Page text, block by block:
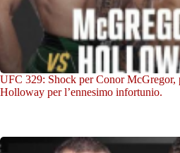
UFC 329: Shock per Conor McGregor,
Holloway per l’ennesimo infortunio.